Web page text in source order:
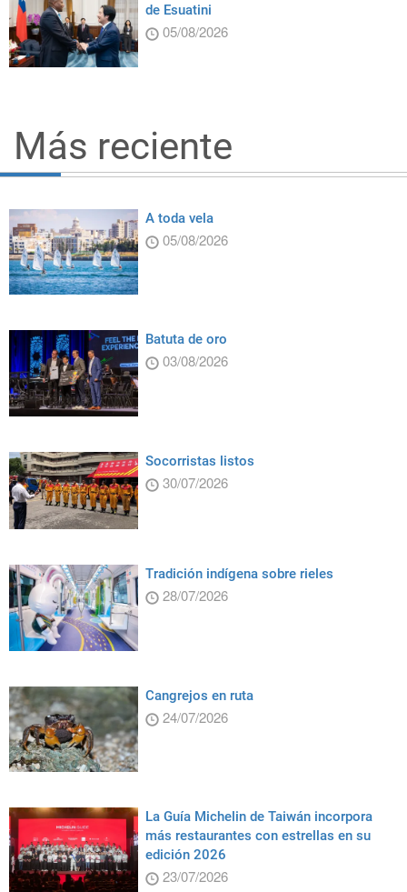
de Esuatini
05/08/2026
Más reciente
A toda vela
05/08/2026
Batuta de oro
03/08/2026
Socorristas listos
30/07/2026
Tradición indígena sobre rieles
28/07/2026
Cangrejos en ruta
24/07/2026
La Guía Michelin de Taiwán incorpora
más restaurantes con estrellas en su
edición 2026
23/07/2026